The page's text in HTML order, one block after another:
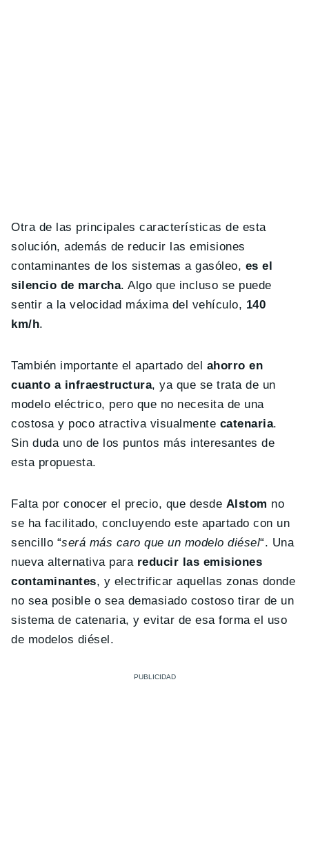
Otra de las principales características de esta
solución, además de reducir las emisiones
contaminantes de los sistemas a gasóleo, es el
silencio de marcha. Algo que incluso se puede
sentir a la velocidad máxima del vehículo, 140
km/h.
También importante el apartado del ahorro en
cuanto a infraestructura, ya que se trata de un
modelo eléctrico, pero que no necesita de una
costosa y poco atractiva visualmente catenaria.
Sin duda uno de los puntos más interesantes de
esta propuesta.
Falta por conocer el precio, que desde Alstom no
se ha facilitado, concluyendo este apartado con un
sencillo “será más caro que un modelo diésel“. Una
nueva alternativa para reducir las emisiones
contaminantes, y electrificar aquellas zonas donde
no sea posible o sea demasiado costoso tirar de un
sistema de catenaria, y evitar de esa forma el uso
de modelos diésel.